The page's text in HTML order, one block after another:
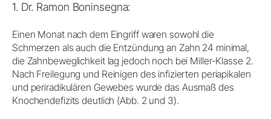
1. Dr. Ramon Boninsegna:
Einen Monat nach dem Eingriff waren sowohl die
Schmerzen als auch die Entzündung an Zahn 24 minimal,
die Zahnbeweglichkeit lag jedoch noch bei Miller-Klasse 2.
Nach Freilegung und Reinigen des infizierten periapikalen
und periradikulären Gewebes wurde das Ausmaß des
Knochendefizits deutlich (Abb. 2 und 3).